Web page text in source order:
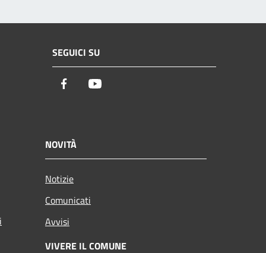
SEGUICI SU
Facebook
NOVITÀ
Notizie
Comunicati
Avvisi
VIVERE IL COMUNE